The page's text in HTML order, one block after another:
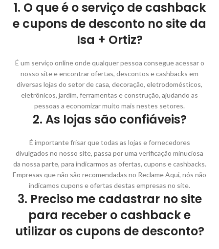
1. O que é o serviço de cashback
e cupons de desconto no site da
Isa + Ortiz?
É um serviço online onde qualquer pessoa consegue acessar o
nosso site e encontrar ofertas, descontos e cashbacks em
diversas lojas do setor de casa, decoração, eletrodomésticos,
eletrônicos, jardim, ferramentas e construção, ajudando as
pessoas a economizar muito mais nestes setores.
2. As lojas são confiáveis?
É importante frisar que todas as lojas e fornecedores
divulgados no nosso site, passa por uma verificação minuciosa
da nossa parte, para indicarmos as ofertas, cupons e cashbacks.
Empresas que não são recomendadas no Reclame Aqui, nós não
indicamos cupons e ofertas destas empresas no site.
3. Preciso me cadastrar no site
para receber o cashback e
utilizar os cupons de desconto?